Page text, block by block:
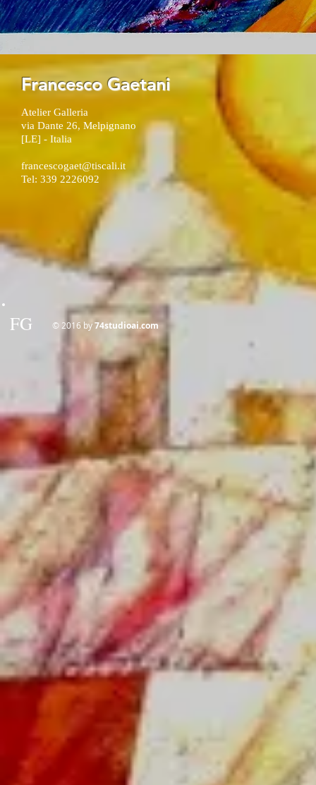
Atelier Galleria
via Dante 26, Melpignano
[LE] - Italia
francescogaet@tiscali.it
Tel: 339 2226092
Francesco Gaetani
FG © 2016 by74studioai.com